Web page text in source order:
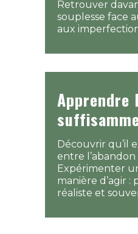
Retrouver
souplesse face
aux
Apprendre
Découvrir qu’il
entre
Expérimenter
manière d’agir
réaliste et